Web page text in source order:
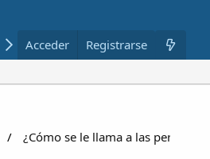
Nuevo Miembros
Acceder Registrarse
¿Cómo se le llama a las